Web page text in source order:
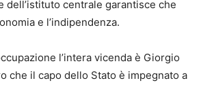
dell’istituto centrale garantisce che
e l’indipendenza.
l’intera vicenda è Giorgio
che il capo dello Stato è impegnato a